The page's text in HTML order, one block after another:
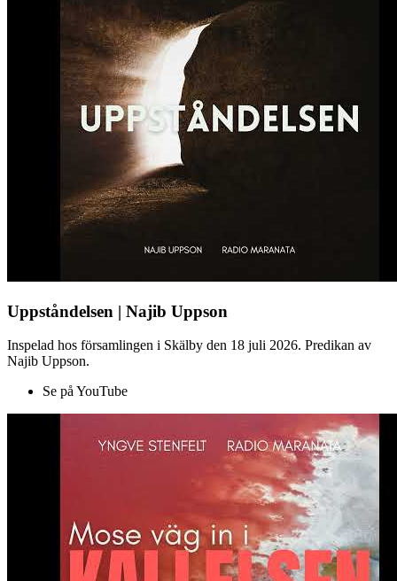
Uppståndelsen | Najib Uppson
Inspelad hos församlingen i Skälby den 18 juli 2026. Predikan av
Najib Uppson.
Se på YouTube